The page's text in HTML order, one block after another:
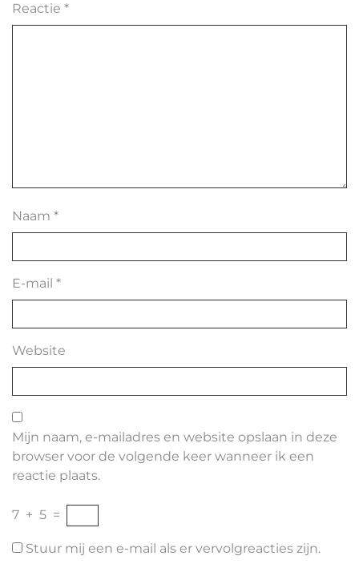
Reactie *
Naam *
E-mail *
Website
Mijn naam, e-mailadres en website opslaan in deze
browser voor de volgende keer wanneer ik een
reactie plaats.
7 + 5 =
Stuur mij een e-mail als er vervolgreacties zijn.